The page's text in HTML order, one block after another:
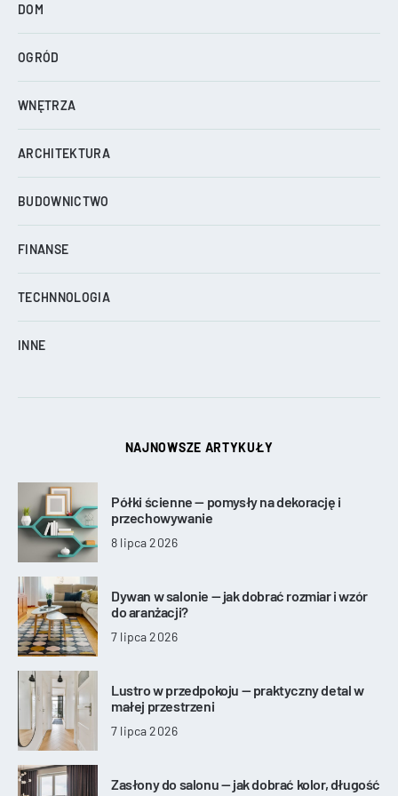
DOM
OGRÓD
WNĘTRZA
ARCHITEKTURA
BUDOWNICTWO
FINANSE
TECHNNOLOGIA
INNE
NAJNOWSZE ARTYKUŁY
Półki ścienne — pomysły na dekorację i
przechowywanie
8 lipca 2026
Dywan w salonie — jak dobrać rozmiar i wzór
do aranżacji?
7 lipca 2026
Lustro w przedpokoju — praktyczny detal w
małej przestrzeni
7 lipca 2026
Zasłony do salonu — jak dobrać kolor, długość